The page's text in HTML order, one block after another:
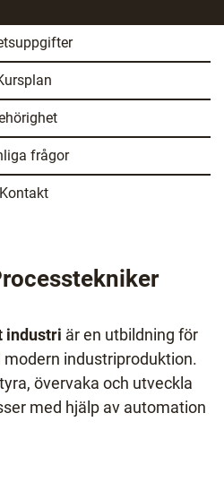
frågor
Kontakt
industri är en utbildning för
industriproduktion.
övervaka och utveckla
med hjälp av automation